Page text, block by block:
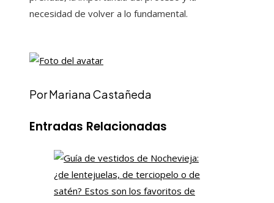
necesidad de volver a lo fundamental.
Por Mariana Castañeda
Entradas Relacionadas